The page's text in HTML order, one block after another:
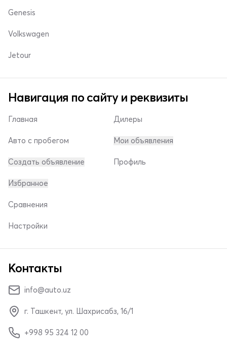
Genesis
Volkswagen
Jetour
Навигация по сайту и реквизиты
Главная
Авто с пробегом
Создать объявление
Дилеры
Мои объявления
Профиль
Избранное
Сравнения
Настройки
Контакты
info@auto.uz
г. Ташкент, ул. Шахрисабз, 16/1
+998 95 324 12 00